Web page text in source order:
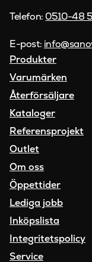
Telefon: 0510-48
E-post:
Produkter
Varumärken
Återförsäljare
Kataloger
Referensprojekt
Outlet
Om oss
Öppettider
Lediga jobb
Inköpslista
Integritetspolicy
Service